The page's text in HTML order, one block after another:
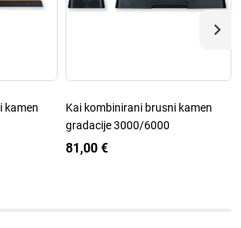
kamen
Kai kombinirani brusni kamen
gradacije 3000/6000
81,00 €